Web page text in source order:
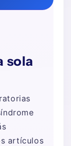
sola
artículos